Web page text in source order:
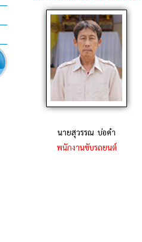
นายสุวรรณ บ่อคำ
พนักงานขับรถยนต์